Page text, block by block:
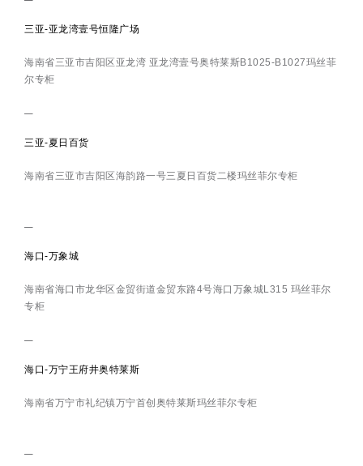
三亚-亚龙湾壹号恒隆广场
海南省三亚市吉阳区亚龙湾 亚龙湾壹号奥特莱斯B1025-B1027玛丝菲
尔专柜
三亚-夏日百货
海南省三亚市吉阳区海韵路一号三夏日百货二楼玛丝菲尔专柜
海口-万象城
海南省海口市龙华区金贸街道金贸东路4号海口万象城L315 玛丝菲尔
专柜
海口-万宁王府井奥特莱斯
海南省万宁市礼纪镇万宁首创奥特莱斯玛丝菲尔专柜